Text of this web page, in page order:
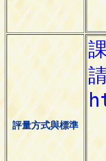
評量方式與標準